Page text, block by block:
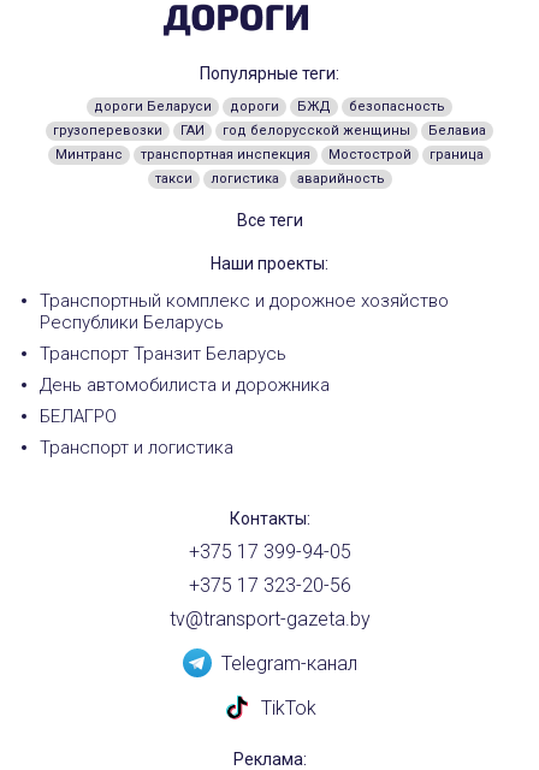
Популярные теги:
дороги Беларуси дороги БЖД
безопасность
грузоперевозки
ГАИ год белорусской женщины
Белавиа
Минтранс
транспортная инспекция Мостострой
граница
такси
логистика аварийность
Все теги
Наши проекты:
Транспортный комплекс и дорожное хозяйство
Республики Беларусь
Транспорт Транзит Беларусь
День автомобилиста и дорожника
БЕЛАГРО
Транспорт и логистика
Контакты:
+375 17 399-94-05
+375 17 323-20-56
tv@transport-gazeta.by
Telegram-канал
TikTok
Реклама: